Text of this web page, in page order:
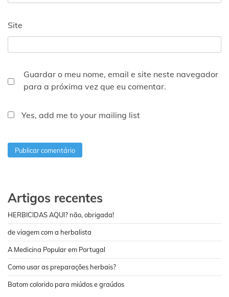
Site
Guardar o meu nome, email e site neste navegador
para a próxima vez que eu comentar.
Yes, add me to your mailing list
Artigos recentes
HERBICIDAS AQUI? não, obrigada!
de viagem com a herbalista
A Medicina Popular em Portugal
Como usar as preparações herbais?
Batom colorido para miúdos e graúdos